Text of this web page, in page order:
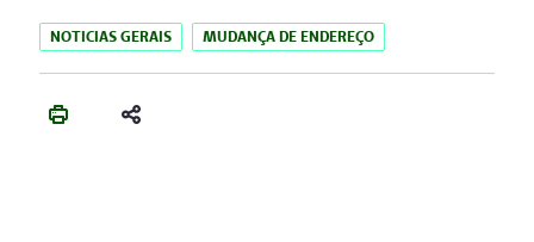
NOTICIAS GERAIS MUDANÇA DE ENDEREÇO